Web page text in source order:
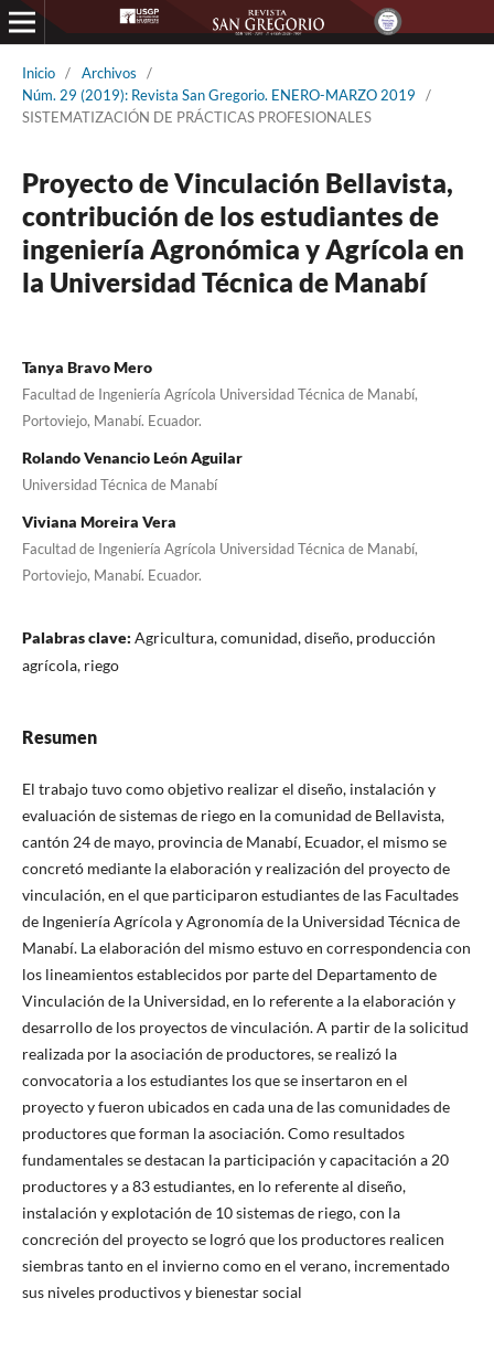
Inicio / Archivos
/
Núm. 29 (2019): Revista San Gregorio. ENERO-MARZO 2019
/
SISTEMATIZACIÓN DE PRÁCTICAS PROFESIONALES
Proyecto de Vinculación Bellavista,
contribución de los estudiantes de
ingeniería Agronómica y Agrícola en
la Universidad Técnica de Manabí
Tanya Bravo Mero
Facultad de Ingeniería Agrícola Universidad Técnica de Manabí,
Portoviejo, Manabí. Ecuador.
Rolando Venancio León Aguilar
Universidad Técnica de Manabí
Viviana Moreira Vera
Facultad de Ingeniería Agrícola Universidad Técnica de Manabí,
Portoviejo, Manabí. Ecuador.
Palabras clave: Agricultura, comunidad, diseño, producción
agrícola, riego
Resumen
El trabajo tuvo como objetivo realizar el diseño, instalación y
evaluación de sistemas de riego en la comunidad de Bellavista,
cantón 24 de mayo, provincia de Manabí, Ecuador, el mismo se
concretó mediante la elaboración y realización del proyecto de
vinculación, en el que participaron estudiantes de las Facultades
de Ingeniería Agrícola y Agronomía de la Universidad Técnica de
Manabí. La elaboración del mismo estuvo en correspondencia con
los lineamientos establecidos por parte del Departamento de
Vinculación de la Universidad, en lo referente a la elaboración y
desarrollo de los proyectos de vinculación. A partir de la solicitud
realizada por la asociación de productores, se realizó la
convocatoria a los estudiantes los que se insertaron en el
proyecto y fueron ubicados en cada una de las comunidades de
productores que forman la asociación. Como resultados
fundamentales se destacan la participación y capacitación a 20
productores y a 83 estudiantes, en lo referente al diseño,
instalación y explotación de 10 sistemas de riego, con la
concreción del proyecto se logró que los productores realicen
siembras tanto en el invierno como en el verano, incrementado
sus niveles productivos y bienestar social